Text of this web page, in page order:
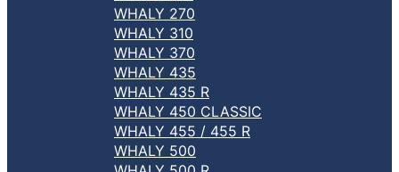
WHALY 270
WHALY 310
WHALY 370
WHALY 435
WHALY 435 R
WHALY 450 CLASSIC
WHALY 455 / 455 R
WHALY 500